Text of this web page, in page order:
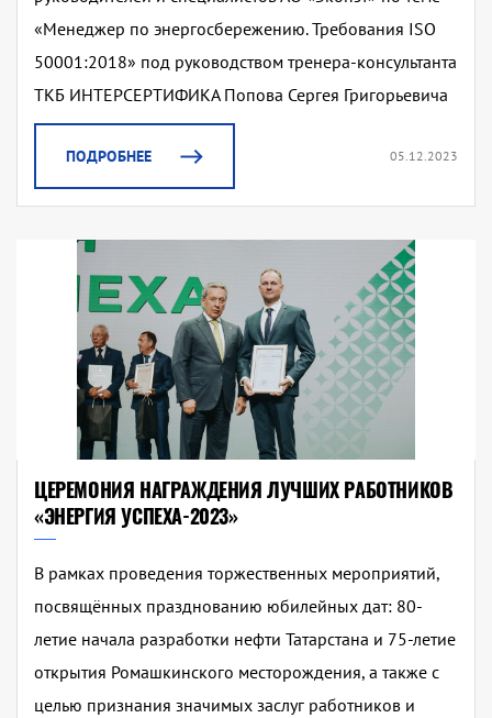
«Менеджер по энергосбережению. Требования ISO
50001:2018» под руководством тренера-консультанта
ТКБ ИНТЕРСЕРТИФИКА Попова Сергея Григорьевича
ПОДРОБНЕЕ 05.12.2023
ЦЕРЕМОНИЯ НАГРАЖДЕНИЯ ЛУЧШИХ РАБОТНИКОВ
«ЭНЕРГИЯ УСПЕХА-2023»
В рамках проведения торжественных мероприятий,
посвящённых празднованию юбилейных дат: 80-
летие начала разработки нефти Татарстана и 75-летие
открытия Ромашкинского месторождения, а также с
целью признания значимых заслуг работников и